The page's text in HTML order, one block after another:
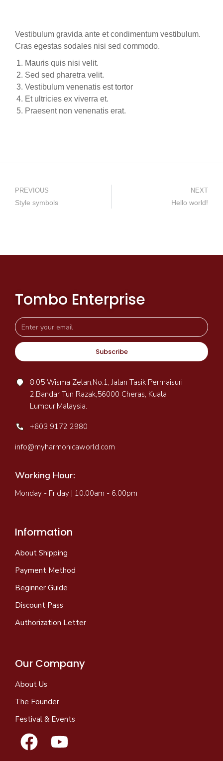
Vestibulum gravida ante et condimentum vestibulum.
Cras egestas sodales nisi sed commodo.
Mauris quis nisi velit.
Sed sed pharetra velit.
Vestibulum venenatis est tortor
Et ultricies ex viverra et.
Praesent non venenatis erat.
PREVIOUS
Style symbols
NEXT
Hello world!
Tombo Enterprise
Subscribe
8.05 Wisma Zelan,No.1, Jalan Tasik Permaisuri
2,Bandar Tun Razak,56000 Cheras, Kuala
Lumpur.Malaysia.
+603 9172 2980
info@myharmonicaworld.com
Working Hour:
Monday - Friday | 10:00am - 6:00pm
Information
About Shipping
Payment Method
Beginner Guide
Discount Pass
Authorization Letter
Our Company
About Us
The Founder
Festival & Events